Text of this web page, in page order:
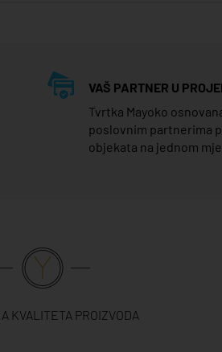
VAŠ PARTNER U
Tvrtka Mayoko
poslovnim partnerima
objekata na jednom
KVALITETA PROIZVODA